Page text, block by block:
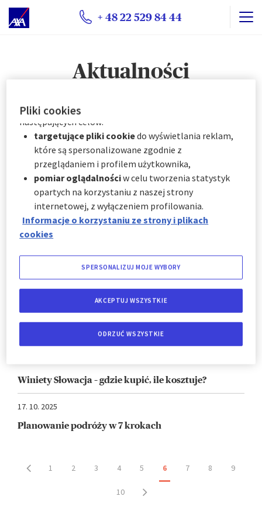
+ 48 22 529 84 44
Aktualności
Wszystkie aktualności
02. 12. 2025
Co zrobić, gdy zgubisz bagaż podczas podróży?
24. 11. 2025
Pogoda w Egipcie w grudniu – temperatura, opady,
czy warto jechać?
12. 11. 2025
wiedzieć o ubezpieczeniu turystycznym
04. 11. 2025
Co obejmuje ubezpieczenie turystyczne?
Winiety Słowacja – gdzie kupić, ile kosztuje?
17. 10. 2025
Planowanie podróży w 7 krokach
1 2 3 4 5 6 7 8 9
10
Pliki cookies
plików cookie:
natychmiast, klikając "Spersonalizuj moje
preferencji plików cookie" dostępne w stopce
AXA Partners wykorzystuje pliki cookie do
następujących celów:
targetujące pliki cookiedo wyświetlania reklam,
które są spersonalizowane zgodnie z
przeglądaniem i profilem użytkownika,
pomiar oglądalnościw celu tworzenia statystyk
opartych na korzystaniu z naszej strony
internetowej, z wyłączeniem profilowania.
Informacje o korzystaniu ze strony i plikach
cookies
SPERSONALIZUJ MOJE WYBORY
ODRZUĆ WSZYSTKIE
AKCEPTUJ WSZYSTKIE